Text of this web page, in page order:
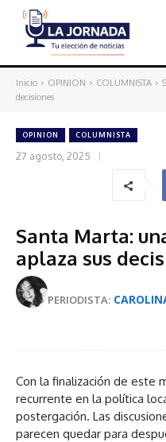
Inicio OPINION COLUMNISTA
decisiones
OPINION COLUMNISTA
27 agosto, 2025
Santa Marta:
aplaza sus
PERIODISTA:
Con la finalización de este
recurrente en la política
postergación. Las
parecen quedar para